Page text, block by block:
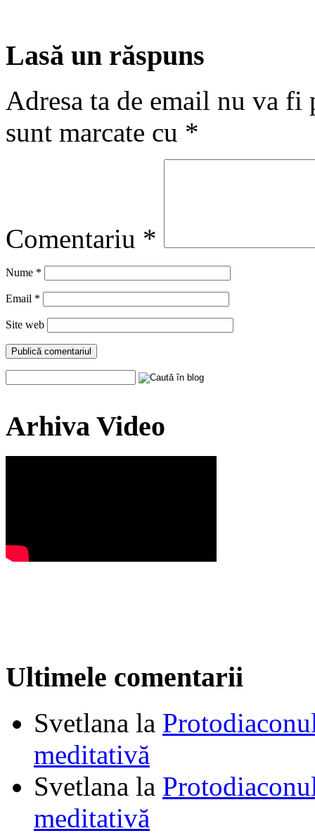
Lasă un răspuns
Adresa ta de email nu va fi
sunt marcate cu *
Comentariu *
Nume *
Email *
Site web
Arhiva Video
Ultimele comentarii
Svetlana la
meditativă
Svetlana la
meditativă